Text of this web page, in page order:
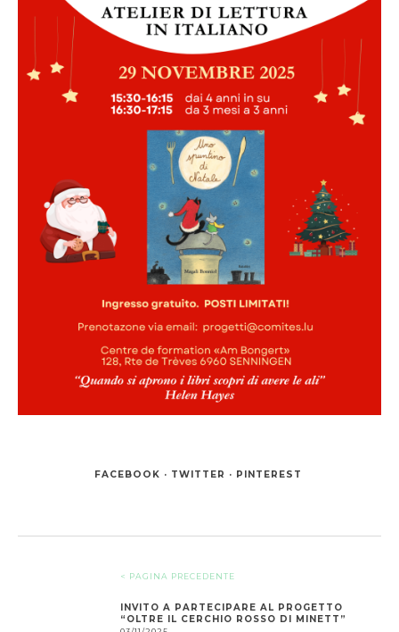
FACEBOOK TWITTER PINTEREST
< PAGINA PRECEDENTE
INVITO A PARTECIPARE AL PROGETTO
“OLTRE IL CERCHIO ROSSO DI MINETT”